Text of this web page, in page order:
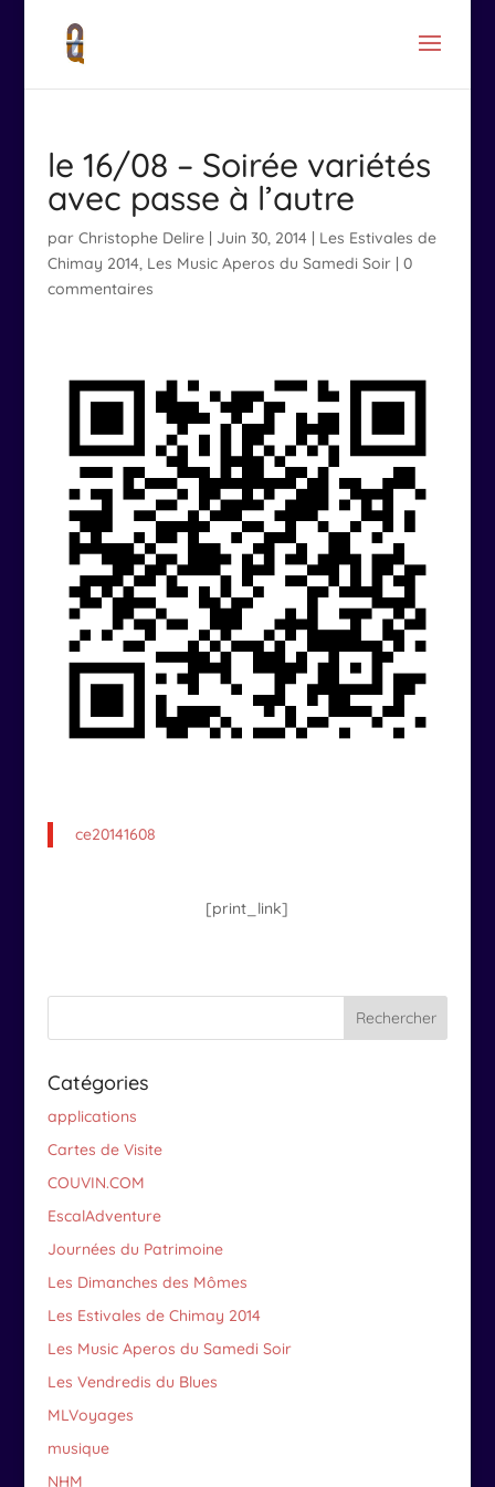
le 16/08 – Soirée variétés
avec passe à l’autre
par Christophe Delire| Juin 30, 2014| Les Estivales de
Chimay 2014, Les Music Aperos du Samedi Soir| 0
commentaires
ce20141608
[print_link]
Catégories
applications
Cartes de Visite
COUVIN.COM
EscalAdventure
Journées du Patrimoine
Les Dimanches des Mômes
Les Estivales de Chimay 2014
Les Music Aperos du Samedi Soir
Les Vendredis du Blues
MLVoyages
musique
NHM